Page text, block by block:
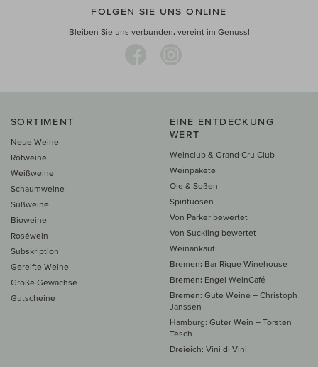
FOLGEN SIE UNS ONLINE
Bleiben Sie uns verbunden, vereint im Genuss!
SORTIMENT
Neue Weine
Rotweine
Weißweine
Schaumweine
Süßweine
Bioweine
Roséwein
Subskription
Gereifte Weine
Große Gewächse
Gutscheine
EINE ENTDECKUNG
WERT
Weinclub & Grand Cru Club
Weinpakete
Öle & Soßen
Spirituosen
Von Parker bewertet
Von Suckling bewertet
Weinankauf
Bremen: Bar Rique Winehouse
Bremen: Engel WeinCafé
Bremen: Gute Weine – Christoph
Janssen
Hamburg: Guter Wein – Torsten
Tesch
Dreieich: Vini di Vini